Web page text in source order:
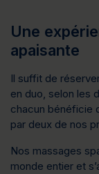
Une
apaisante
Il suffit de
en duo, selon les
chacun bénéficie
par deux de nos
Nos massages
monde entier et